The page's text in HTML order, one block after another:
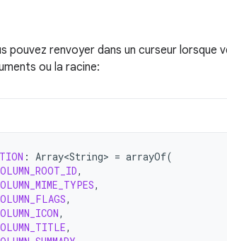
pouvez renvoyer dans un curseur lorsque
ou la racine:
: Array<String> = arrayOf(
,
,
,
,
,